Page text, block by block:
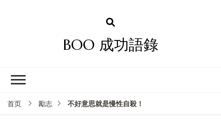
BOO 成功語錄
首页 勵志 不好意思就是慢性自殺！